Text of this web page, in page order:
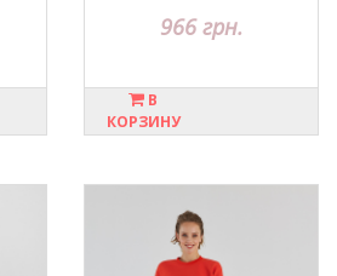
966 грн.
В
КОРЗИНУ